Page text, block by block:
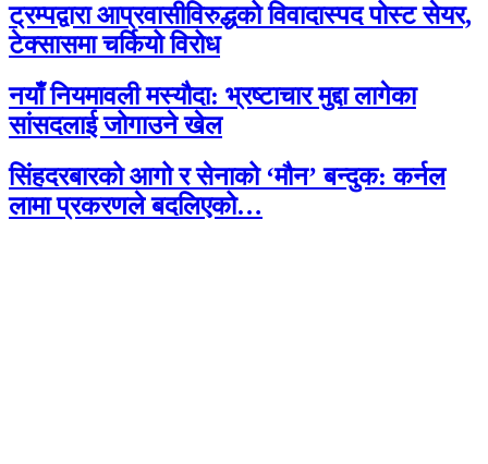
ट्रम्पद्वारा आप्रवासीविरुद्धको विवादास्पद पोस्ट सेयर,
टेक्सासमा चर्कियो विरोध
नयाँ नियमावली मस्यौदा: भ्रष्टाचार मुद्दा लागेका
सांसदलाई जोगाउने खेल
सिंहदरबारको आगो र सेनाको ‘मौन’ बन्दुक: कर्नल
लामा प्रकरणले बदलिएको…